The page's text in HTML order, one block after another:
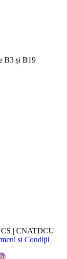
B3 și B19
| CNATDCU
si Condiţii